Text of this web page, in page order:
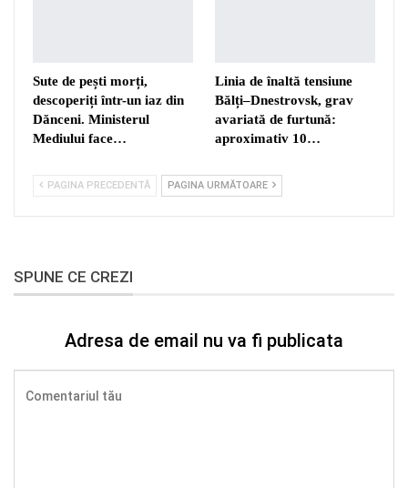
Sute de pești morți,
descoperiți într-un iaz din
Dănceni. Ministerul
Mediului face…
Linia de înaltă tensiune
Bălți–Dnestrovsk, grav
avariată de furtună:
aproximativ 10…
PAGINA PRECEDENTĂ PAGINA URMĂTOARE
SPUNE CE CREZI
Adresa de email nu va fi publicata